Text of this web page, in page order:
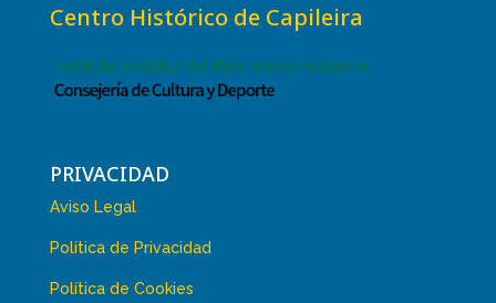
Centro Histórico de Capileira
PRIVACIDAD
Aviso Legal
Política de Privacidad
Política de Cookies